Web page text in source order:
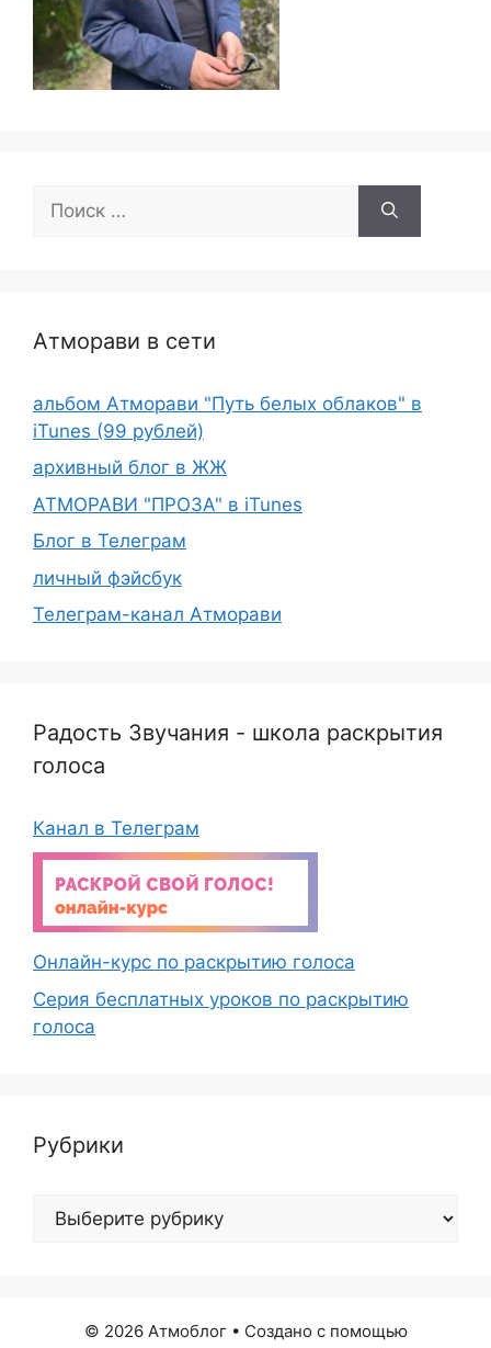
Атморави в сети
альбом Атморави "Путь белых облаков" в
iTunes (99 рублей)
архивный блог в ЖЖ
АТМОРАВИ "ПРОЗА" в iTunes
Блог в Телеграм
личный фэйсбук
Телеграм-канал Атморави
Радость Звучания - школа раскрытия
голоса
Канал в Телеграм
Онлайн-курс по раскрытию голоса
Серия бесплатных уроков по раскрытию
голоса
Рубрики
Рубрики
© 2026 Атмоблог• Создано с помощью